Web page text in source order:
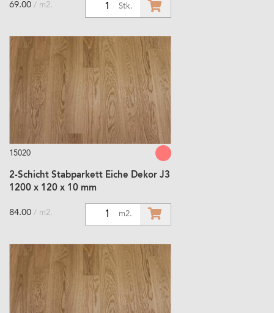
Stk.
69.00 / m2.
15020
2-Schicht Stabparkett Eiche Dekor J3
1200 x 120 x 10 mm
m2.
84.00 / m2.